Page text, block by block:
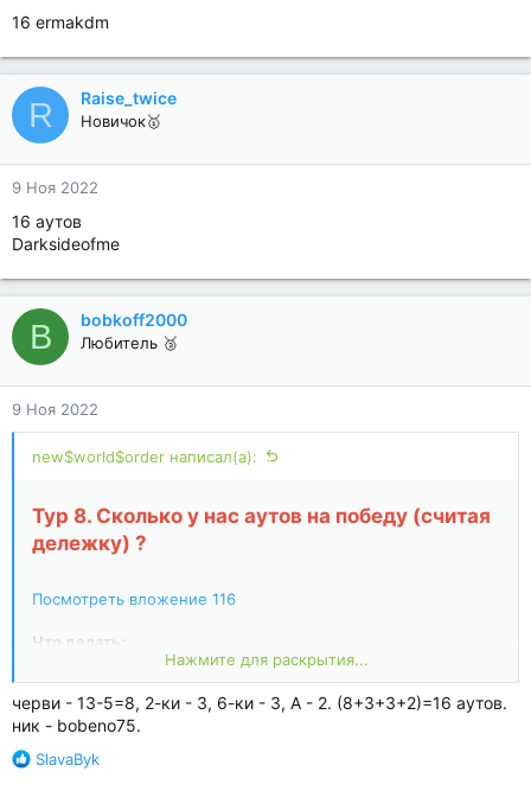
16 ermakdm
R Raise_twice
Новичок🥇
9 Ноя 2022
16 аутов
Darksideofme
B bobkoff2000
Любитель 🥉
9 Ноя 2022
new$world$order написал(а):
Тур 8. Сколько у нас аутов на победу (считая
дележку) ?
Посмотреть вложение 116
Что делать:
1. В комментарии к теме напишите свой вариант ответа +
ник на Покердом.
2. В четверг до 13:00 МСК мы объявим правильный ответ и
победителей тура - следите за публикациями.
Нажмите для раскрытия...
черви - 13-5=8, 2-ки - 3, 6-ки - 3, А - 2. (8+3+3+2)=16 аутов.
ник - bobeno75.
Р
SlavaByk